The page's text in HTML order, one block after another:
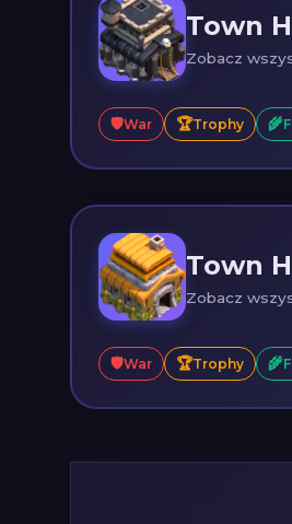
Town
Zobacz
🛡️War 🏆Trophy 🌾
Town
Zobacz
🛡️War 🏆Trophy 🌾